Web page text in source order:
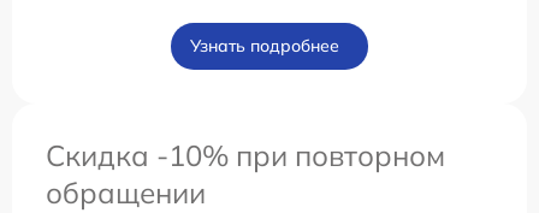
Узнать подробнее
Скидка -10% при повторном
обращении